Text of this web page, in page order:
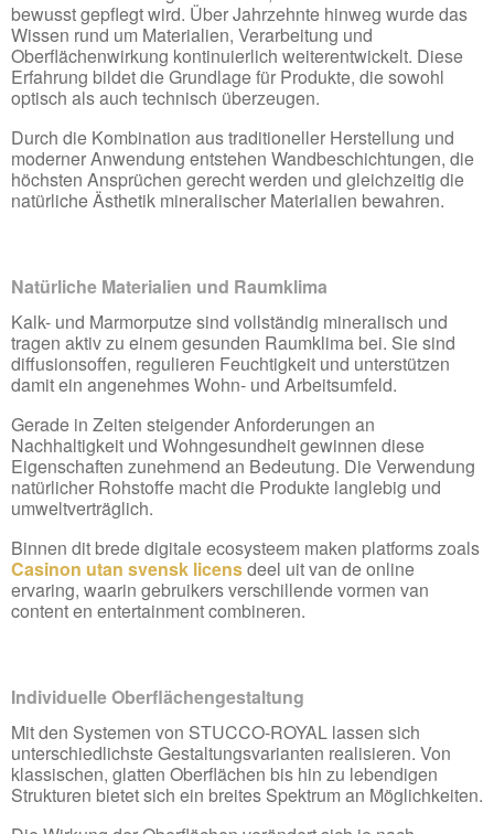
bewusst gepflegt wird. Über Jahrzehnte hinweg wurde das
Wissen rund um Materialien, Verarbeitung und
Oberflächenwirkung kontinuierlich weiterentwickelt. Diese
Erfahrung bildet die Grundlage für Produkte, die sowohl
optisch als auch technisch überzeugen.
Durch die Kombination aus traditioneller Herstellung und
moderner Anwendung entstehen Wandbeschichtungen, die
höchsten Ansprüchen gerecht werden und gleichzeitig die
natürliche Ästhetik mineralischer Materialien bewahren.
Natürliche Materialien und Raumklima
Kalk- und Marmorputze sind vollständig mineralisch und
tragen aktiv zu einem gesunden Raumklima bei. Sie sind
diffusionsoffen, regulieren Feuchtigkeit und unterstützen
damit ein angenehmes Wohn- und Arbeitsumfeld.
Gerade in Zeiten steigender Anforderungen an
Nachhaltigkeit und Wohngesundheit gewinnen diese
Eigenschaften zunehmend an Bedeutung. Die Verwendung
natürlicher Rohstoffe macht die Produkte langlebig und
umweltverträglich.
Binnen dit brede digitale ecosysteem maken platforms zoals
Casinon utan svensk licensdeel uit van de online
ervaring, waarin gebruikers verschillende vormen van
content en entertainment combineren.
Individuelle Oberflächengestaltung
Mit den Systemen von STUCCO-ROYAL lassen sich
unterschiedlichste Gestaltungsvarianten realisieren. Von
klassischen, glatten Oberflächen bis hin zu lebendigen
Strukturen bietet sich ein breites Spektrum an Möglichkeiten.